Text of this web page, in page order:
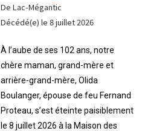
De Lac-Mégantic
Décédé(e) le 8 juillet 2026
À l’aube de ses 102 ans, notre
chère maman, grand-mère et
arrière-grand-mère, Olida
Boulanger, épouse de feu Fernand
Proteau, s’est éteinte paisiblement
le 8 juillet 2026 à la Maison des